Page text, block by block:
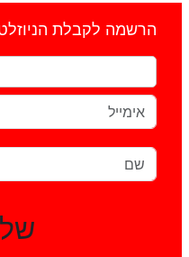
הרשמה לקבלת